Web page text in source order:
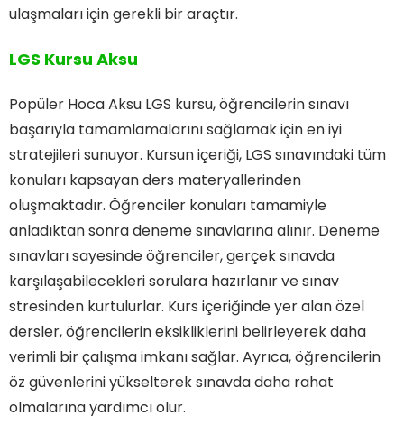
ulaşmaları için gerekli bir araçtır.
LGS Kursu Aksu
Popüler Hoca Aksu LGS kursu, öğrencilerin sınavı
başarıyla tamamlamalarını sağlamak için en iyi
stratejileri sunuyor. Kursun içeriği, LGS sınavındaki tüm
konuları kapsayan ders materyallerinden
oluşmaktadır. Öğrenciler konuları tamamiyle
anladıktan sonra deneme sınavlarına alınır. Deneme
sınavları sayesinde öğrenciler, gerçek sınavda
karşılaşabilecekleri sorulara hazırlanır ve sınav
stresinden kurtulurlar. Kurs içeriğinde yer alan özel
dersler, öğrencilerin eksikliklerini belirleyerek daha
verimli bir çalışma imkanı sağlar. Ayrıca, öğrencilerin
öz güvenlerini yükselterek sınavda daha rahat
olmalarına yardımcı olur.